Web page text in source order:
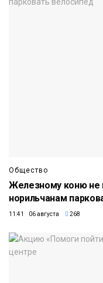
Общество
Железному коню не
норильчанам
11:41 06 августа 268